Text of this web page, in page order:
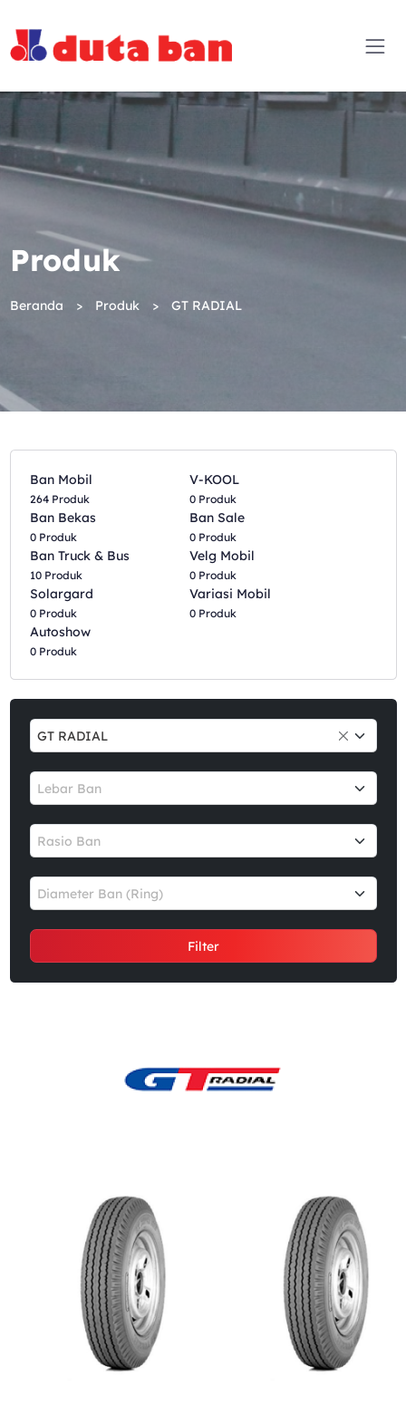
Produk
Beranda Produk GT RADIAL
Ban Mobil
264 Produk
V-KOOL
0 Produk
Ban Bekas
0 Produk
Ban Sale
0 Produk
Ban Truck & Bus
10 Produk
Velg Mobil
0 Produk
Solargard
0 Produk
Variasi Mobil
0 Produk
Autoshow
0 Produk
GT RADIAL
Lebar Ban
Rasio Ban
Diameter Ban (Ring)
Filter